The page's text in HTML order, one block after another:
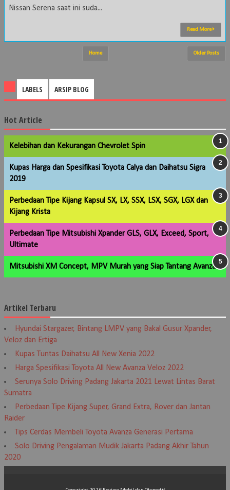
Nissan Serena saat ini suda...
Read More
Older Posts
Home
LABELS ARSIP BLOG
Hot Article
Kelebihan dan Kekurangan Chevrolet Spin
Kupas Harga dan Spesifikasi Toyota Calya dan Daihatsu Sigra
2019
Perbedaan Tipe Kijang Kapsul SX, LX, SSX, LSX, SGX, LGX dan
Kijang Krista
Perbedaan Tipe Mitsubishi Xpander GLS, GLX, Exceed, Sport,
Ultimate
Mitsubishi XM Concept, MPV Murah yang Siap Tantang Avanza
Artikel Terbaru
Hyundai Stargazer, Bintang LMPV yang Bakal Gusur Xpander,
Veloz dan Ertiga
Kupas Tuntas Daihatsu All New Xenia 2022
Harga Spesifikasi Toyota All New Avanza Veloz 2022
Serunya Solo Driving Padang Jakarta 2021 Lewat Lintas Barat
Sumatra
Perbedaan Tipe Kijang Super, Grand Extra, Rover dan Jantan
Raider
Tips Cerdas Membeli Toyota Avanza Generasi Pertama
Solo Driving Pengalaman Mudik Jakarta Padang Akhir Tahun
2020